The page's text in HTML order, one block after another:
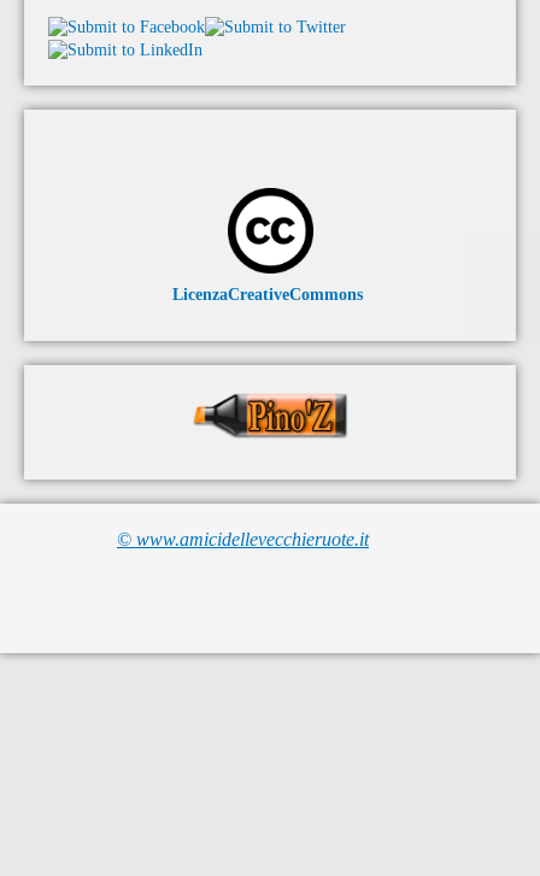
LicenzaCreativeCommons
© www.amicidellevecchieruote.it